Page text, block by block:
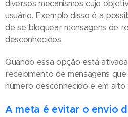
diversos mecanismos cujo
usuário. Exemplo disso é a
de se bloquear mensagens de
desconhecidos.
Quando essa opção está
recebimento de mensagens
número desconhecido e em alto
A meta é evitar o envio